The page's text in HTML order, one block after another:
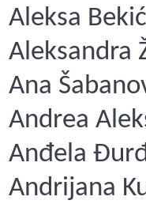
Aleksa Bekić
Aleksandra
Ana
Andrea
Anđela
Andrijana